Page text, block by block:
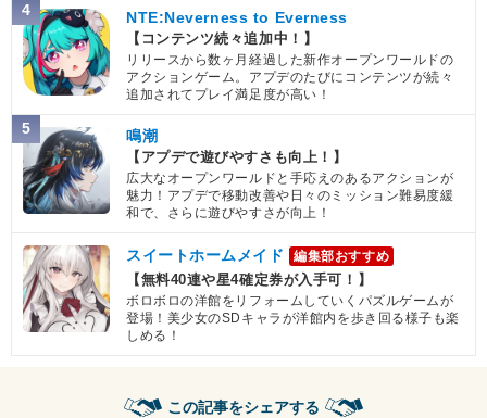
4 NTE:Neverness to Everness
【コンテンツ続々追加中！】
リリースから数ヶ月経過した新作オープンワールドの
アクションゲーム。アプデのたびにコンテンツが続々
追加されてプレイ満足度が高い！
5 鳴潮
【アプデで遊びやすさも向上！】
広大なオープンワールドと手応えのあるアクションが
魅力！アプデで移動改善や日々のミッション難易度緩
和で、さらに遊びやすさが向上！
スイートホームメイド 編集部おすすめ
【無料40連や星4確定券が入手可！】
ボロボロの洋館をリフォームしていくパズルゲームが
登場！美少女のSDキャラが洋館内を歩き回る様子も楽
しめる！
この記事をシェアする